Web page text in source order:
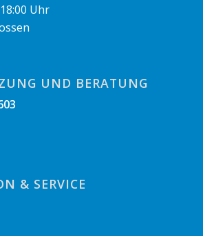
Uhr
UND BERATUNG
& SERVICE